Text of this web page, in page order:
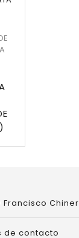
Francisco Chiner
de contacto